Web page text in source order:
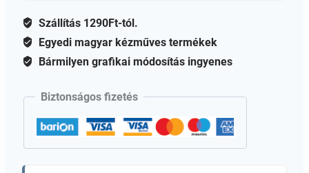
Szállítás 1290Ft-tól.
Egyedi magyar kézműves termékek
Bármilyen grafikai módosítás ingyenes
Biztonságos fizetés